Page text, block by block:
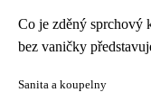
Co je zděný sprchový
bez vaničky
Sanita a koupelny